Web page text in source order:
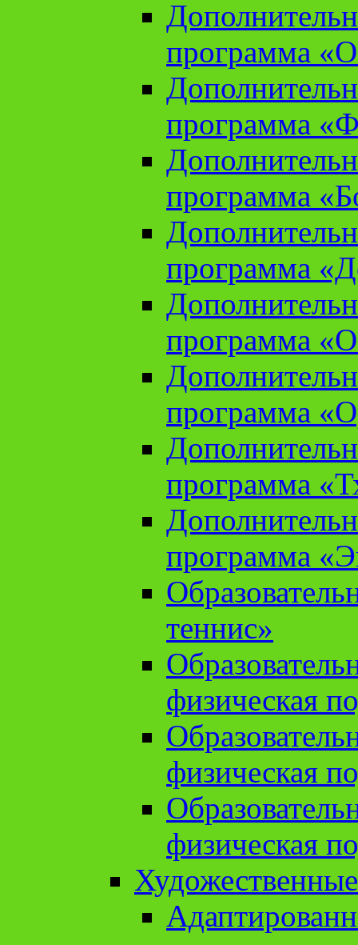
программа
программа
программа
программа
программа
программа
программа
программа
теннис»
физическая
физическая
физическая
Художественные